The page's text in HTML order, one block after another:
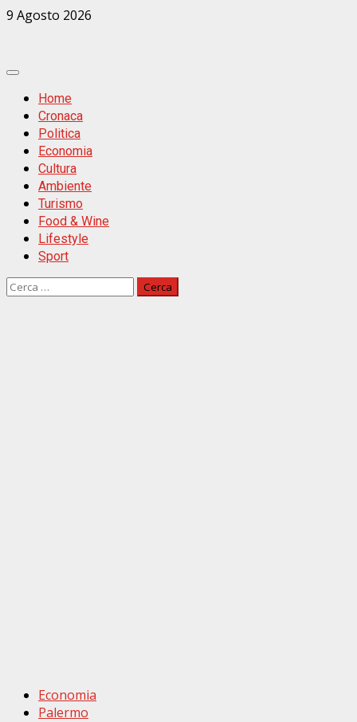
Zum
9 Agosto 2026
Primäres
MenüHome
Cronaca
Politica
Economia
Cultura
Ambiente
Turismo
Food & Wine
Lifestyle
Sport
Ricerca
Economia
Palermo